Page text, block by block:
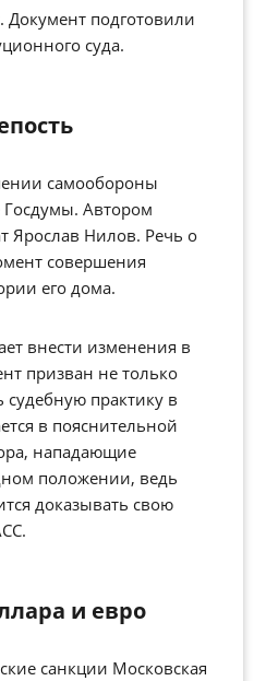
подготовили
суда.
самообороны
Госдумы. Автором
Ярослав Нилов. Речь о
совершения
его дома.
внести изменения в
призван не только
судебную практику в
в пояснительной
нападающие
положении, ведь
доказывать свою
и евро
санкции Московская